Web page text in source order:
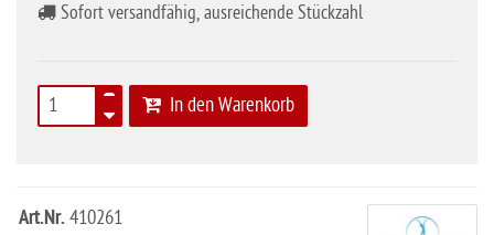
Sofort versandfähig, ausreichende Stückzahl
In den Warenkorb
Art.Nr.410261